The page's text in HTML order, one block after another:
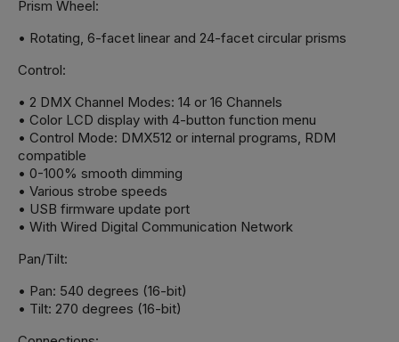
Prism Wheel:
• Rotating, 6-facet linear and 24-facet circular prisms
Control:
• 2 DMX Channel Modes: 14 or 16 Channels
• Color LCD display with 4-button function menu
• Control Mode: DMX512 or internal programs, RDM
compatible
• 0-100% smooth dimming
• Various strobe speeds
• USB firmware update port
• With Wired Digital Communication Network
Pan/Tilt:
• Pan: 540 degrees (16-bit)
• Tilt: 270 degrees (16-bit)